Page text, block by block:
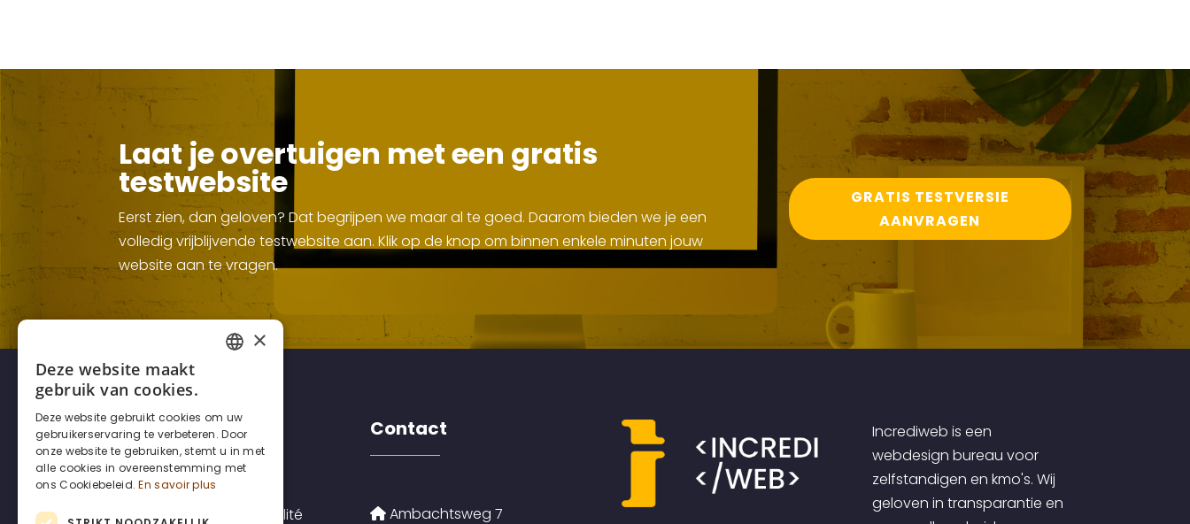
Laat je overtuigen met een gratis
testwebsite
Eerst zien, dan geloven? Dat begrijpen we maar al te goed. Daarom bieden we je een
volledig vrijblijvende testwebsite aan. Klik op de knop om binnen enkele minuten jouw
website aan te vragen.
GRATIS TESTVERSIE
AANVRAGEN
Disclaimers
Politique de confidentialité
Contact
Ambachtsweg 7
Incrediweb is een
webdesign bureau voor
zelfstandigen en kmo's. Wij
geloven in transparantie en
DUTCH
ENGLISH
×
Deze website maakt
gebruik van cookies.
Deze website gebruikt cookies om uw
gebruikerservaring te verbeteren. Door
onze website te gebruiken, stemt u in met
alle cookies in overeenstemming met
ons Cookiebeleid. En savoir plus